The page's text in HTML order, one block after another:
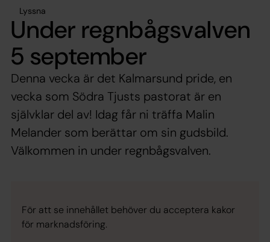
Lyssna
Under regnbågsvalven
5 september
Denna vecka är det Kalmarsund pride, en
vecka som Södra Tjusts pastorat är en
självklar del av! Idag får ni träffa Malin
Melander som berättar om sin gudsbild.
Välkommen in under regnbågsvalven.
För att se innehållet behöver du acceptera kakor
för marknadsföring.